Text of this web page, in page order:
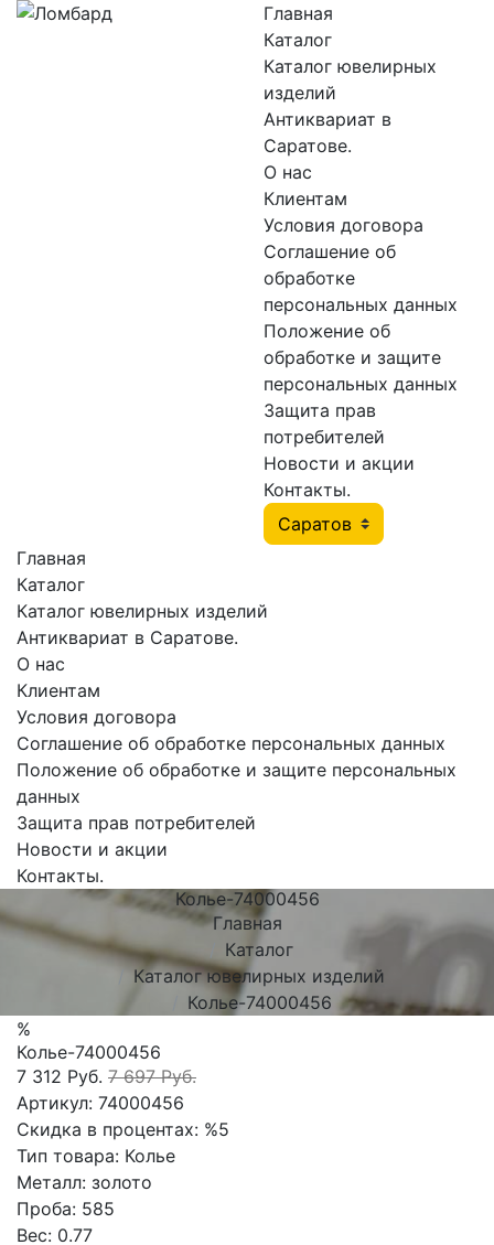
Главная
Каталог
Каталог ювелирных
изделий
Антиквариат в
Саратове.
О нас
Клиентам
Условия договора
Соглашение об
обработке
персональных данных
Положение об
обработке и защите
персональных данных
Защита прав
потребителей
Новости и акции
Контакты.
Главная
Каталог
Каталог ювелирных изделий
Антиквариат в Саратове.
О нас
Клиентам
Условия договора
Соглашение об обработке персональных данных
Положение об обработке и защите персональных
данных
Защита прав потребителей
Новости и акции
Контакты.
Колье-74000456
Главная
Каталог
Каталог ювелирных изделий
Колье-74000456
%
Колье-74000456
7 312 Руб. 7 697 Руб.
Артикул: 74000456
Скидка в процентах: %5
Тип товара: Колье
Металл: золото
Проба: 585
Вес: 0.77